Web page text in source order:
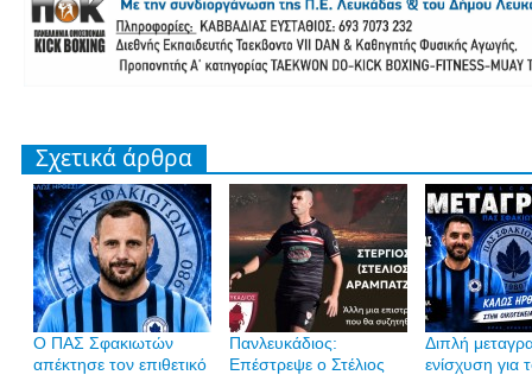
Σχετικά άρθρα
Ο ΠΑΣ Σφακιωτών
απέκτησε τον επιθετικό
Πανλευκάδιος:
Επέστρεψε ο Στέλιος
Διπλή
ενίσχυση για